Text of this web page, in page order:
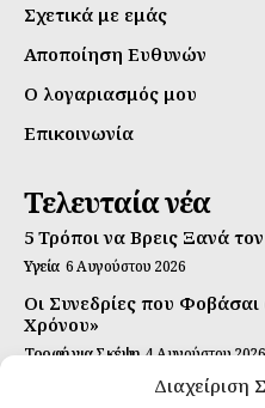
Διαχείριση
Σχετικά με εμάς
Αποποίηση Ευθυνών
Ο λογαριασμός μου
Επικοινωνία
Τελευταία νέα
5 Τρόποι να Βρεις Ξανά
Υγεία 6 Αυγούστου 2026
Οι Συνεδρίες που Φοβάσαι
Χρόνου»
Τροφή για Σκέψη 4 Αυγούστου 2026
Αυτή Είναι η Συνταγή για